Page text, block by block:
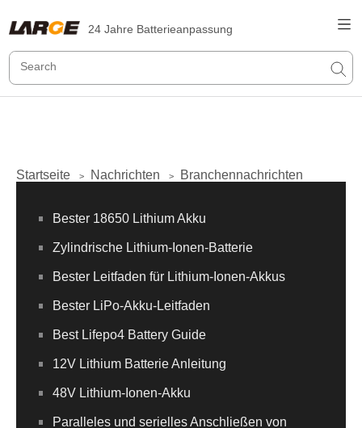
24 Jahre Batterieanpassung
Startseite > Nachrichten > Branchennachrichten
Bester 18650 Lithium Akku
Zylindrische Lithium-Ionen-Batterie
Bester Leitfaden für Lithium-Ionen-Akkus
Bester LiPo-Akku-Leitfaden
Best Lifepo4 Battery Guide
12V Lithium Batterie Anleitung
48V Lithium-Ionen-Akku
Paralleles und serielles Anschließen von